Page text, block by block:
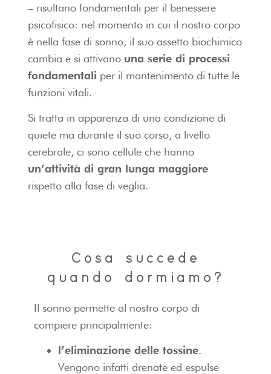
– risultano fondamentali per il benessere
psicofisico: nel momento in cui il nostro corpo
è nella fase di sonno, il suo assetto biochimico
cambia e si attivano una serie di processi
fondamentali per il mantenimento di tutte le
funzioni vitali.
Si tratta in apparenza di una condizione di
quiete ma durante il suo corso, a livello
cerebrale, ci sono cellule che hanno
un’attività di gran lunga maggiore
rispetto alla fase di veglia.
Cosa succede
quando dormiamo?
Il sonno permette al nostro corpo di
compiere principalmente:
l’eliminazione delle tossine.
Vengono infatti drenate ed espulse